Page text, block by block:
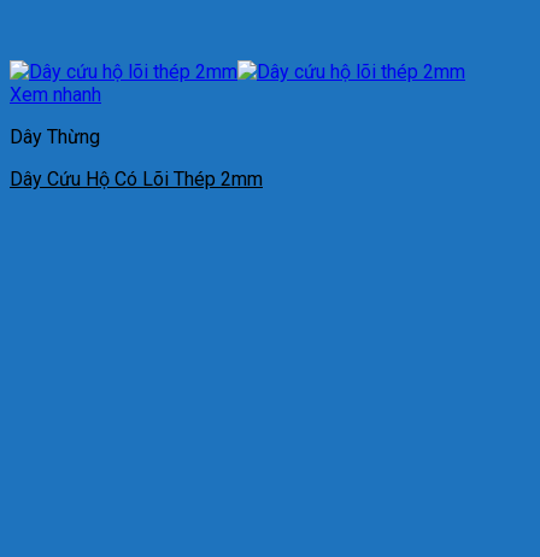
Xem nhanh
Dây Thừng
Dây Cứu Hộ Có Lõi Thép 2mm